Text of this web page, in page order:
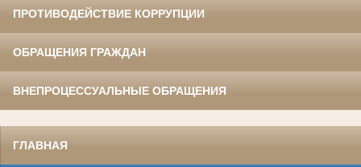
ПРОТИВОДЕЙСТВИЕ КОРРУПЦИИ
ОБРАЩЕНИЯ ГРАЖДАН
ВНЕПРОЦЕССУАЛЬНЫЕ ОБРАЩЕНИЯ
ГЛАВНАЯ